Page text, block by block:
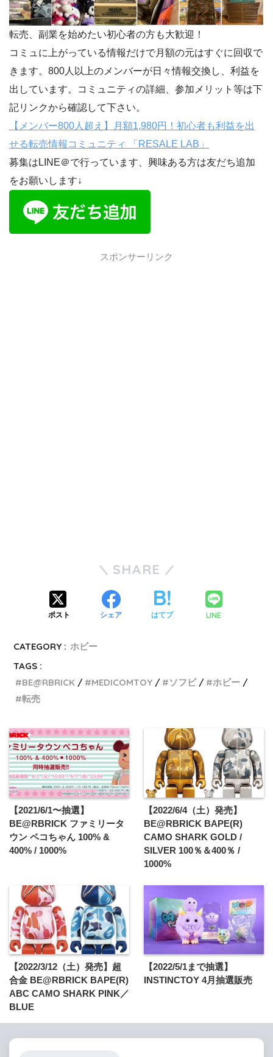
転売、副業を始めたい初心者の方も大歓迎！
コミュに上がっている情報だけで月額の元はすぐに回収で
きます。800人以上のメンバーが日々情報交換し、利益を
出しています。コミュニティの詳細、参加メリット等は下
記リンクから確認して下さい。
【メンバー800人超え】月額1,980円！初心者も利益を出
せる転売情報コミュニティ 「RESALE LAB」
募集はLINE＠で行っています、興味ある方は友だち追加
をお願いします↓
スポンサーリンク
SHARE
ポスト シェア はてブ LINE
CATEGORY : ホビー
TAGS :
BE@RBRICK
MEDICOMTOY ソフビ
ホビー
転売
【2021/6/1〜抽選】
BE@RBRICK ファミリータ
ウン ペコちゃん 100% &
400% / 1000%
【2022/6/4（土）発売】
BE@RBRICK BAPE(R)
CAMO SHARK GOLD /
SILVER 100％＆400％ /
1000%
【2022/3/12（土）発売】超
合金 BE@RBRICK BAPE(R)
ABC CAMO SHARK PINK／
BLUE
【2022/5/1まで抽選】
INSTINCTOY 4月抽選販売